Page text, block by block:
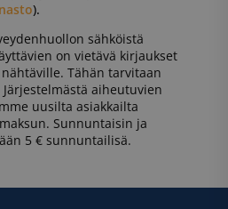
).
sähköistä
on vietävä kirjaukset
Tähän tarvitaan
aiheutuvien
uusilta asiakkailta
Sunnuntaisin ja
5 € sunnuntailisä.